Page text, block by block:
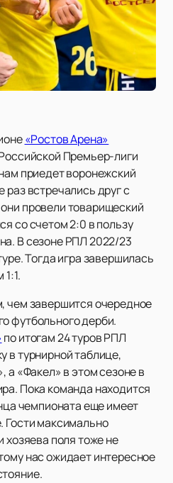
«Ростов Арена»
Премьер-лиги
приедет воронежский
раз встречались друг с
провели товарищеский
со счетом 2:0 в пользу
В сезоне РПЛ 2022/23
Тогда игра завершилась
чем завершится очередное
футбольного дерби.
по итогам 24 туров РПЛ
в турнирной таблице,
а «Факел» в этом сезоне в
Пока команда находится
чемпионата еще имеет
Гости максимально
хозяева поля тоже не
нас ожидает интересное